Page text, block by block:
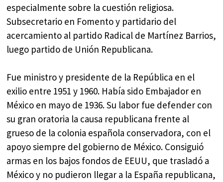
especialmente sobre la cuestión religiosa.
Subsecretario en Fomento y partidario del
acercamiento al partido Radical de Martínez Barrios,
luego partido de Unión Republicana.
Fue ministro y presidente de la República en el
exilio entre 1951 y 1960. Había sido Embajador en
México en mayo de 1936. Su labor fue defender con
su gran oratoria la causa republicana frente al
grueso de la colonia española conservadora, con el
apoyo siempre del gobierno de México. Consiguió
armas en los bajos fondos de EEUU, que trasladó a
México y no pudieron llegar a la España republicana,